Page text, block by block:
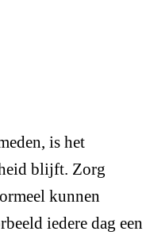
is het
blijft. Zorg
kunnen
iedere dag een